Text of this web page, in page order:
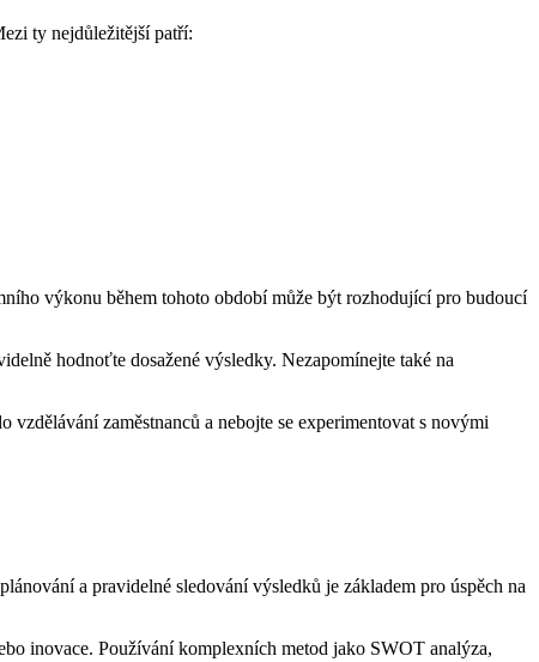
ty nejdůležitější patří:
výkonu během tohoto období může být rozhodující pro budoucí
hodnoťte dosažené výsledky. Nezapomínejte také na
zaměstnanců a nebojte se experimentovat s novými
a pravidelné sledování výsledků je základem pro úspěch na
inovace. Používání komplexních metod jako SWOT analýza,